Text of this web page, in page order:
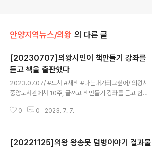
안양지역뉴스/의왕 의 다른 글
[20230707]의왕시민이 책만들기 강좌를
듣고 책을 출판했다
2023.07.07/ #도서 #새책 #나는내가되고싶어/ 의왕시
중앙도서관에서 10주, 글쓰고 책만들기 강좌를 듣고 함께
급받고 인쇄에 서점에 납본까지 직접 했다. 독립출판사 온
pub.kr/index.html )에서 구입할수 있고 오프라인에서는
0 0 2023. 7. 7.
[20221125]의왕 왕송못 덤벙이야기 결과물